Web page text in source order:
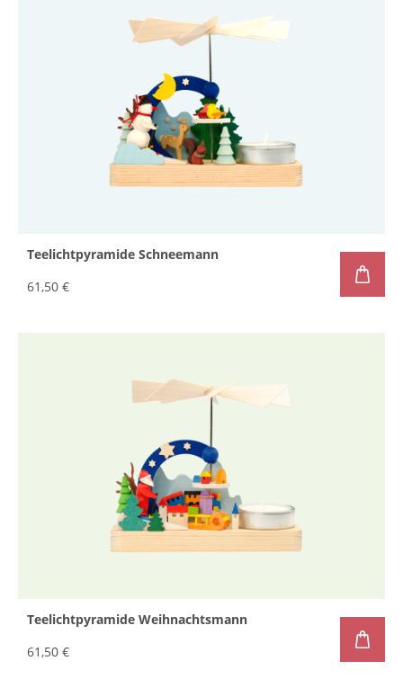
Teelichtpyramide Schneemann
61,50 €
Teelichtpyramide Weihnachtsmann
61,50 €